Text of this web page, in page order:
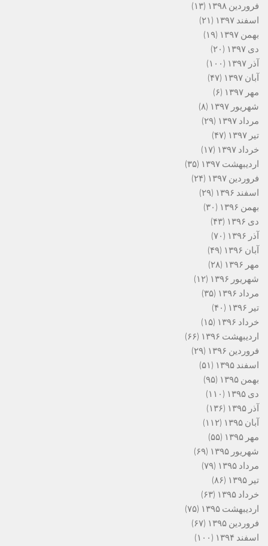
فروردین ۱۳۹۸
(۱۳)
اسفند ۱۳۹۷
(۲۱)
بهمن ۱۳۹۷
(۱۹)
دی ۱۳۹۷
(۲۰)
آذر ۱۳۹۷
(۱۰۰)
آبان ۱۳۹۷
(۴۷)
مهر ۱۳۹۷
(۶)
شهریور ۱۳۹۷
(۸)
مرداد ۱۳۹۷
(۲۹)
تیر ۱۳۹۷
(۴۷)
خرداد ۱۳۹۷
(۱۷)
اردیبهشت ۱۳۹۷
(۳۵)
فروردین ۱۳۹۷
(۲۴)
اسفند ۱۳۹۶
(۲۹)
بهمن ۱۳۹۶
(۳۰)
دی ۱۳۹۶
(۴۳)
آذر ۱۳۹۶
(۷۰)
آبان ۱۳۹۶
(۴۹)
مهر ۱۳۹۶
(۲۸)
شهریور ۱۳۹۶
(۱۲)
مرداد ۱۳۹۶
(۳۵)
تیر ۱۳۹۶
(۴۰)
خرداد ۱۳۹۶
(۱۵)
اردیبهشت ۱۳۹۶
(۶۶)
فروردین ۱۳۹۶
(۲۹)
اسفند ۱۳۹۵
(۵۱)
بهمن ۱۳۹۵
(۹۵)
دی ۱۳۹۵
(۱۱۰)
آذر ۱۳۹۵
(۱۳۶)
آبان ۱۳۹۵
(۱۱۲)
مهر ۱۳۹۵
(۵۵)
شهریور ۱۳۹۵
(۶۹)
مرداد ۱۳۹۵
(۷۹)
تیر ۱۳۹۵
(۸۶)
خرداد ۱۳۹۵
(۶۳)
اردیبهشت ۱۳۹۵
(۷۵)
فروردین ۱۳۹۵
(۶۷)
اسفند ۱۳۹۴
(۱۰۰)